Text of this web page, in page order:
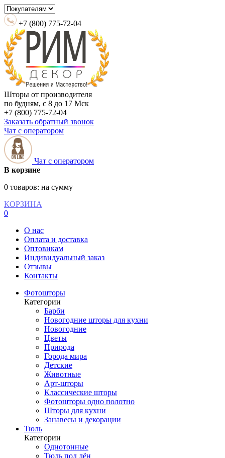
+7 (800) 775-72-04
Шторы от производителя
по будням, с 8 до 17 Мск
+7 (800) 775-72-04
Заказать обратный звонок
Чат с оператором
Чат с оператором
В корзине
0 товаров: на сумму
КОРЗИНА
0
О нас
Оплата и доставка
Оптовикам
Индивидуальный заказ
Отзывы
Контакты
Фотошторы
Категории
Барби
Новогодние шторы для кухни
Новогодние
Цветы
Природа
Города мира
Детские
Животные
Арт-шторы
Классические шторы
Фотошторы одно полотно
Шторы для кухни
Занавесы и декорации
Тюль
Категории
Однотонные
Тюль под лён